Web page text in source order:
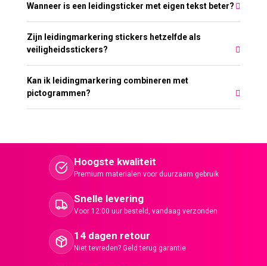
Wanneer is een leidingsticker met eigen tekst beter?
Zijn leidingmarkering stickers hetzelfde als
veiligheidsstickers?
Kan ik leidingmarkering combineren met
pictogrammen?
Hoogste kwaliteit
Premium materialen voor duurzaam gebruik
Snelle levering
Voor 12:00 uur besteld, vandaag verzonden
14 dagen retour
Niet tevreden? Geld terug garantie